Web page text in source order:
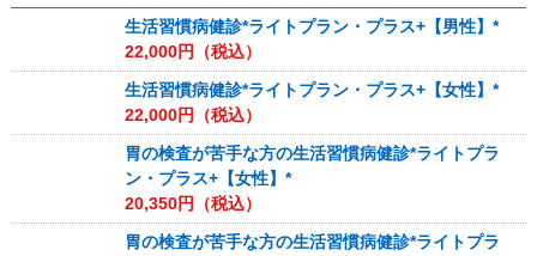
生活習慣病健診*ライトプラン・プラス+【男性】*
22,000円（税込）
生活習慣病健診*ライトプラン・プラス+【女性】*
22,000円（税込）
胃の検査が苦手な方の生活習慣病健診*ライトプラ
ン・プラス+【女性】*
20,350円（税込）
胃の検査が苦手な方の生活習慣病健診*ライトプラ